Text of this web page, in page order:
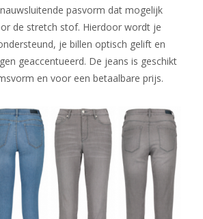
pasvorm dat mogelijk
de stretch stof. Hierdoor wordt je
je billen optisch gelift en
geaccentueerd. De jeans is geschikt
en voor een betaalbare prijs.